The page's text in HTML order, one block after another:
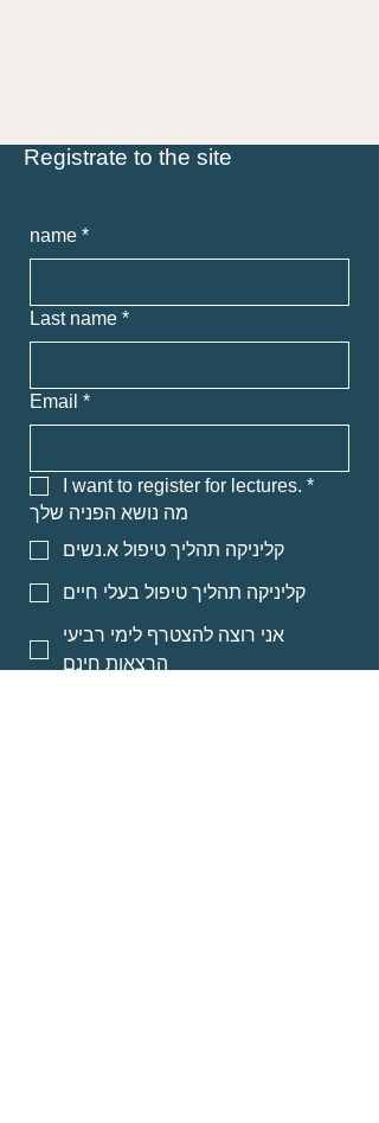
Registrate to the site
name *
Last name *
Email *
I want to register for lectures. *
מה נושא הפניה שלך
קליניקה תהליך טיפול א.נשים
קליניקה תהליך טיפול בעלי חיים
אני רוצה להצטרף לימי רביעי
הרצאות חינם